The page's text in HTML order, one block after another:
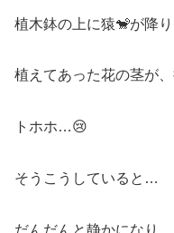
植木鉢の上に猿🐒が降
植えてあった花の茎が
トホホ…😢
そうこうしていると…
だんだんと静かになり、